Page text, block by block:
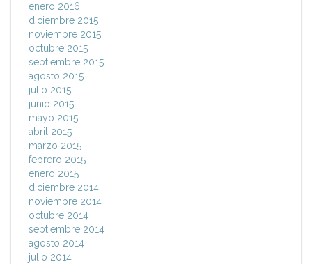
enero 2016
diciembre 2015
noviembre 2015
octubre 2015
septiembre 2015
agosto 2015
julio 2015
junio 2015
mayo 2015
abril 2015
marzo 2015
febrero 2015
enero 2015
diciembre 2014
noviembre 2014
octubre 2014
septiembre 2014
agosto 2014
julio 2014